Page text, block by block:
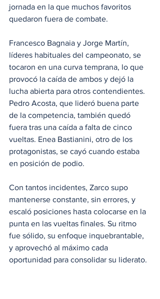
jornada en la que muchos favoritos
quedaron fuera de combate.
Francesco Bagnaia y Jorge Martín,
líderes habituales del campeonato, se
tocaron en una curva temprana, lo que
provocó la caída de ambos y dejó la
lucha abierta para otros contendientes.
Pedro Acosta, que lideró buena parte
de la competencia, también quedó
fuera tras una caída a falta de cinco
vueltas. Enea Bastianini, otro de los
protagonistas, se cayó cuando estaba
en posición de podio.
Con tantos incidentes, Zarco supo
mantenerse constante, sin errores, y
escaló posiciones hasta colocarse en la
punta en las vueltas finales. Su ritmo
fue sólido, su enfoque inquebrantable,
y aprovechó al máximo cada
oportunidad para consolidar su liderato.